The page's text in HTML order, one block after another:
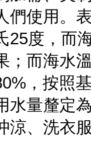
們使用。
25度，而
；而海水
，按照
水量釐定
涼、洗衣